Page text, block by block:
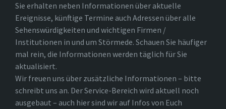
Sie erhalten neben Informationen über aktuelle
Ereignisse, künftige Termine auch Adressen über alle
Sehenswürdigkeiten und wichtigen Firmen /
Institutionen in und um Störmede. Schauen Sie häufiger
mal rein, die Informationen werden täglich für Sie
aktualisiert.
Wir freuen uns über zusätzliche Informationen – bitte
schreibt uns an. Der Service-Bereich wird aktuell noch
ausgebaut – auch hier sind wir auf Infos von Euch